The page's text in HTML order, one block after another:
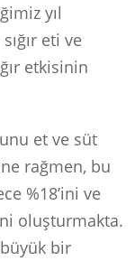
yıl
eti ve
etkisinin
et ve süt
rağmen, bu
%18’ini ve
oluşturmakta.
bir